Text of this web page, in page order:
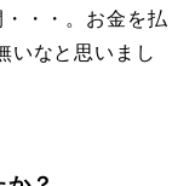
・・。お金を払
いなと思いまし